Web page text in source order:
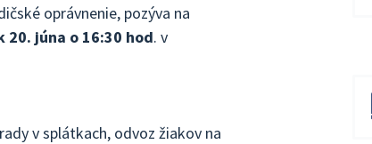
oprávnenie, pozýva na
20. júna o 16:30 hod. v
v splátkach, odvoz žiakov na